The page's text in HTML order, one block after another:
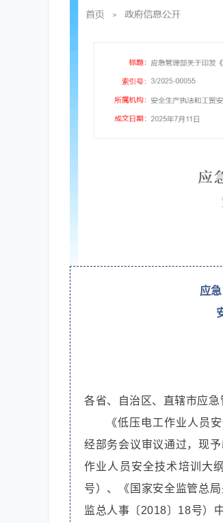
应
各省、自治区、直辖市应急
《低压电工作业人员
经部务会议审议通过，现
作业人员安全技术培训大
号）、《国家安全监管总
监总人事〔2018〕18号）